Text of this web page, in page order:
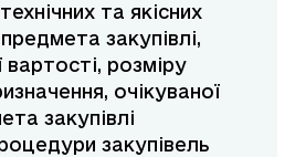
та якісних
закупівлі,
вартості, розміру
очікуваної
закупівлі
закупівель